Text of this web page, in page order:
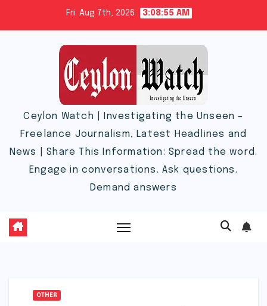
Fri. Aug 7th, 2026 3:08:56 AM
Ceylon Watch | Investigating the Unseen –
Freelance Journalism, Latest Headlines and
News | Share This Information: Spread the word.
Engage in conversations. Ask questions.
Demand answers
OTHER